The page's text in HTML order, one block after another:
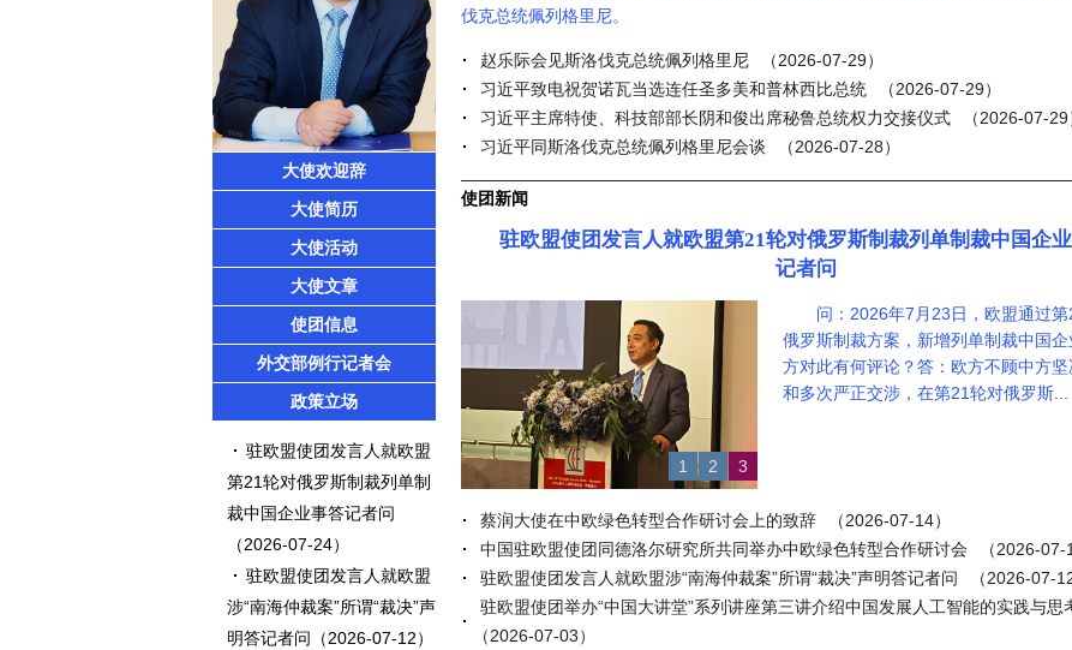
大使欢迎辞
大使简历
大使活动
大使文章
使团信息
外交部例行记者会
政策立场
驻欧盟使团发言人就欧盟
第21轮对俄罗斯制裁列单制
裁中国企业事答记者问
（2026-07-24）
驻欧盟使团发言人就欧盟
涉“南海仲裁案”所谓“裁决”声
明答记者问 （2026-07-12）
伐克总统佩列格里尼。
赵乐际会见斯洛伐克总统佩列格里尼
（2026-07-29）
习近平致电祝贺诺瓦当选连任圣多美和普林西比总统
（2026-07-29）
习近平主席特使、科技部部长阴和俊出席秘鲁总统权力交接仪式
（2026-07-29
习近平同斯洛伐克总统佩列格里尼会谈
（2026-07-28）
使团新闻
驻欧盟使团发言人就欧盟第21轮对俄罗斯制裁列单制裁中国企
记者问
1 2 3
问：2026年7月23日，欧盟通过
俄罗斯制裁方案，新增列单制裁中国企
方对此有何评论？答：欧方不顾中方坚
和多次严正交涉，在第21轮对俄罗斯...
蔡润大使在中欧绿色转型合作研讨会上的致辞
（2026-07-14）
中国驻欧盟使团同德洛尔研究所共同举办中欧绿色转型合作研讨会
（2026-07-
驻欧盟使团发言人就欧盟涉“南海仲裁案”所谓“裁决”声明答记者问
（2026-07-12
驻欧盟使团举办“中国大讲堂”系列讲座第三讲介绍中国发展人工智能的实践与思
（2026-07-03）